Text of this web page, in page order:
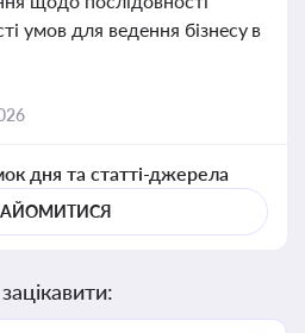
умов для ведення бізнесу в
дня та статті-джерела